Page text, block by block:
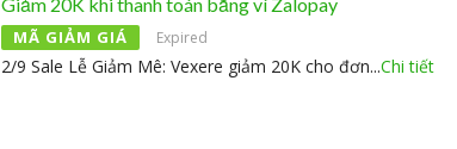
MÃ GIẢM GIÁ Expired
2/9 Sale Lễ Giảm Mê: Vexere giảm 20K cho đơn...Chi tiết